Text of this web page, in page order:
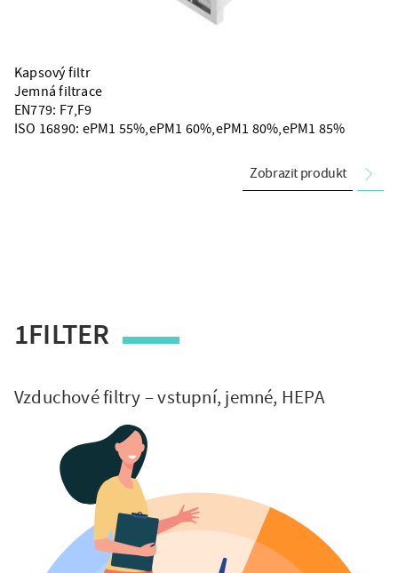
Kapsový filtr
Jemná filtrace
EN779: F7,F9
ISO 16890: ePM1 55%,ePM1 60%,ePM1 80%,ePM1 85%
Zobrazit produkt
1FILTER
Vzduchové filtry – vstupní, jemné, HEPA